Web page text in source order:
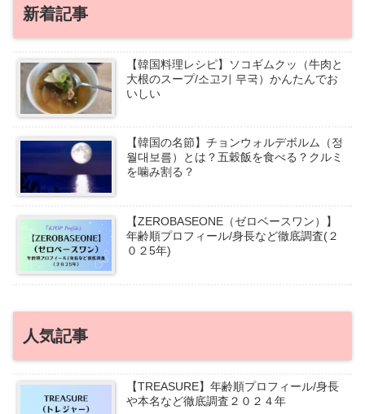
新着記事
【韓国料理レシピ】ソコギムクッ（牛肉と
大根のスープ/소고기 무국）かんたんでお
いしい
【韓国の名節】チョンウォルデボルム（정
월대보름）とは？五穀飯を食べる？クルミ
を噛み割る？
【ZEROBASEONE（ゼロベースワン）】
年齢順プロフィール/身長など徹底調査(２
０２5年)
人気記事
【TREASURE】年齢順プロフィール/身長
や本名など徹底調査２０２４年